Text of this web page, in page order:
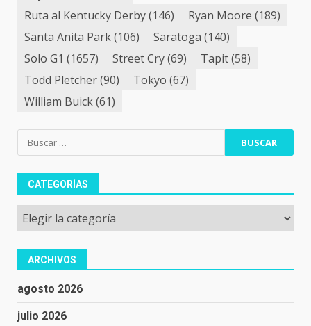
Ruta al Kentucky Derby(146) Ryan Moore (189)
Santa Anita Park(106) Saratoga (140)
Solo G1 (1657) Street Cry(69) Tapit(58)
Todd Pletcher(90) Tokyo (67)
William Buick(61)
Buscar:
CATEGORÍAS
Categorías
ARCHIVOS
agosto 2026
julio 2026